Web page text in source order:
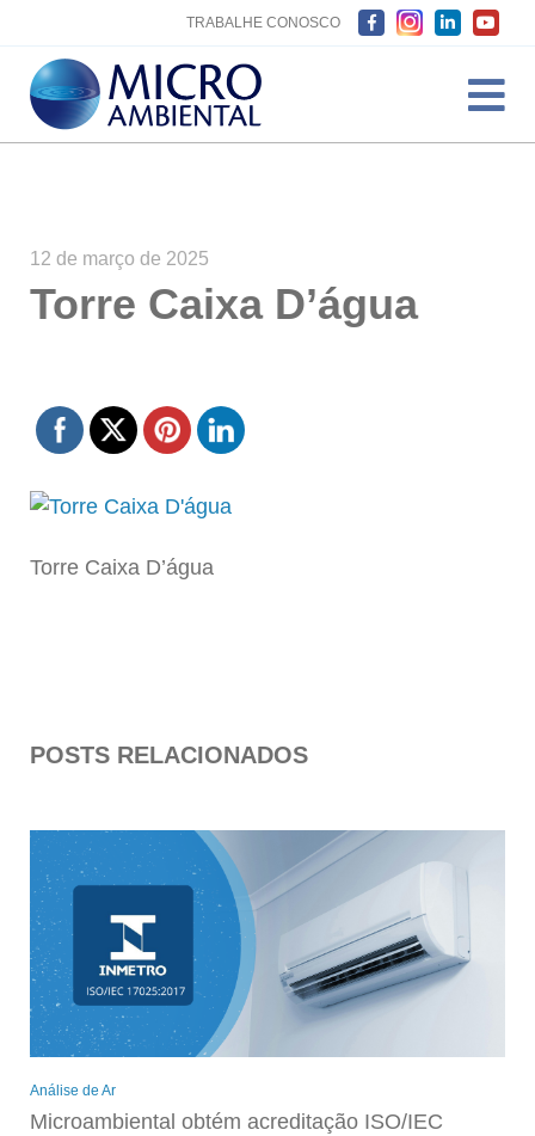
TRABALHE CONOSCO
12 de março de 2025
Torre Caixa D’água
Torre Caixa D’água
POSTS RELACIONADOS
Análise de Ar
Microambiental obtém acreditação ISO/IEC